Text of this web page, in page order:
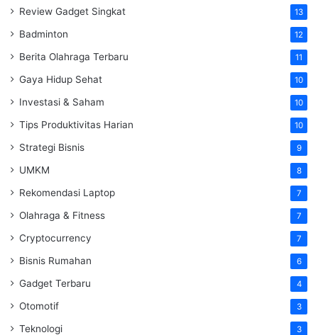
Review Gadget Singkat 13
Badminton 12
Berita Olahraga Terbaru 11
Gaya Hidup Sehat 10
Investasi & Saham 10
Tips Produktivitas Harian 10
Strategi Bisnis 9
UMKM 8
Rekomendasi Laptop 7
Olahraga & Fitness 7
Cryptocurrency 7
Bisnis Rumahan 6
Gadget Terbaru 4
Otomotif 3
Teknologi 3